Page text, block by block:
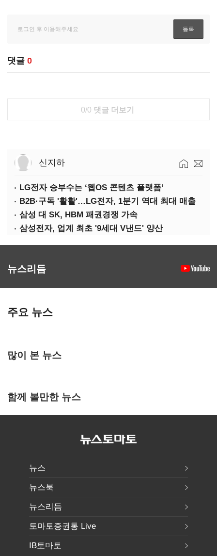
댓글 0
0/0 댓글 더보기
신지하
LG전자 승부수는 ‘웹OS 콘텐츠 플랫폼’
B2B·구독 '활활'…LG전자, 1분기 역대 최대 매출
삼성 대 SK, HBM 패권경쟁 가속
삼성전자, 업계 최초 '9세대 V낸드' 양산
뉴스리듬
주요 뉴스
많이 본 뉴스
함께 볼만한 뉴스
뉴스
뉴스북
뉴스리듬
토마토증권통 Live
IB토마토